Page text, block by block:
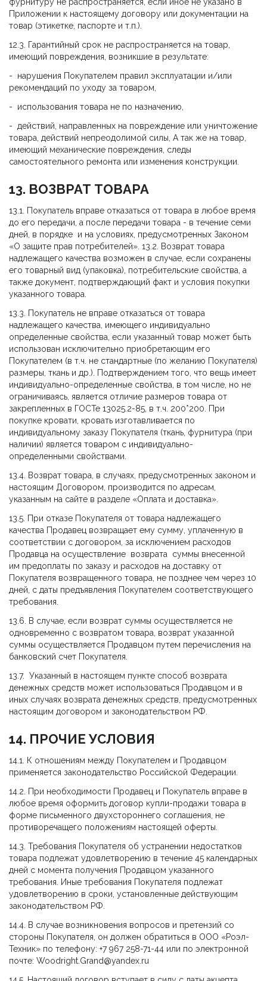
Приложении к настоящему договору или документации на
товар (этикетке, паспорте и т.п.).
12.3. Гарантийный срок не распространяется на товар,
имеющий повреждения, возникшие в результате:
- нарушения Покупателем правил эксплуатации и/или
рекомендаций по уходу за товаром,
- использования товара не по назначению,
- действий, направленных на повреждение или уничтожение
товара, действий непреодолимой силы, А так же на товар,
имеющий механические повреждения, следы
самостоятельного ремонта или изменения конструкции.
13. ВОЗВРАТ ТОВАРА
13.1. Покупатель вправе отказаться от товара в любое время
до его передачи, а после передачи товара - в течение семи
дней, в порядке и на условиях, предусмотренных Законом
«О защите прав потребителей». 13.2. Возврат товара
надлежащего качества возможен в случае, если сохранены
его товарный вид (упаковка), потребительские свойства, а
также документ, подтверждающий факт и условия покупки
указанного товара.
13.3. Покупатель не вправе отказаться от товара
надлежащего качества, имеющего индивидуально
определенные свойства, если указанный товар может быть
использован исключительно приобретающим его
Покупателем (в т.ч. не стандартные (по желанию Покупателя)
размеры, ткань и др.). Подтверждением того, что вещь имеет
индивидуально-определенные свойства, в том числе, но не
ограничиваясь, является отличие размеров товара от
закрепленных в ГОСТе 13025.2-85, в т.ч. 200*200. При
покупке кровати, кровать изготавливается по
индивидуальному заказу Покупателя (ткань, фурнитура (при
наличии) является товаром с индивидуально-
определенными свойствами.
13.4. Возврат товара, в случаях, предусмотренных законом и
настоящим Договором, производится по адресам,
указанным на сайте в разделе «Оплата и доставка».
13.5. При отказе Покупателя от товара надлежащего
качества Продавец возвращает ему сумму, уплаченную в
соответствии с договором, за исключением расходов
Продавца на осуществление возврата суммы внесенной
им предоплаты по заказу и расходов на доставку от
Покупателя возвращенного товара, не позднее чем через 10
дней, с даты предъявления Покупателем соответствующего
требования.
13.6. В случае, если возврат суммы осуществляется не
одновременно с возвратом товара, возврат указанной
суммы осуществляется Продавцом путем перечисления на
банковский счет Покупателя.
13.7. Указанный в настоящем пункте способ возврата
денежных средств может использоваться Продавцом и в
иных случаях возврата денежных средств, предусмотренных
настоящим договором и законодательством РФ.
14. ПРОЧИЕ УСЛОВИЯ
14.1. К отношениям между Покупателем и Продавцом
применяется законодательство Российской Федерации.
14.2. При необходимости Продавец и Покупатель вправе в
любое время оформить договор купли-продажи товара в
форме письменного двухстороннего соглашения, не
противоречащего положениям настоящей оферты.
14.3. Требования Покупателя об устранении недостатков
товара подлежат удовлетворению в течение 45 календарных
дней с момента получения Продавцом указанного
требования. Иные требования Покупателя подлежат
удовлетворению в сроки, установленные действующим
законодательством РФ.
14.4. В случае возникновения вопросов и претензий со
стороны Покупателя, он должен обратиться в ООО «Роэл-
Техник» по телефону: +7 967 258-71-44 или по электронной
почте: Woodright.Grand@yandex.ru